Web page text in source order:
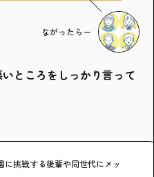
ながったらー
ところをしっかり言って
挑戦する後輩や同世代にメッ